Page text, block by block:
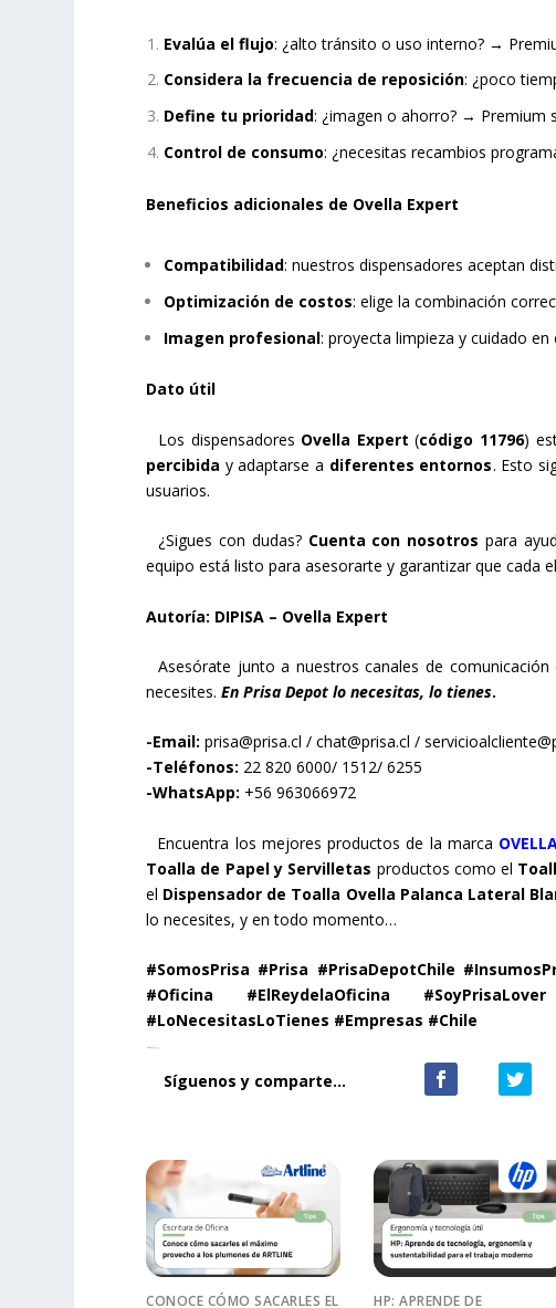
Evalúa el flujo: ¿alto tránsito o uso interno? →
Considera la frecuencia de reposición: ¿poco
Define tu prioridad: ¿imagen o ahorro? → Premium
Control de consumo: ¿necesitas recambios
Beneficios adicionales de Ovella Expert
Compatibilidad: nuestros dispensadores aceptan
Optimización de costos: elige la combinación
Imagen profesional: proyecta limpieza y cuidado en
Dato útil
Los dispensadores Ovella Expert (código 11796)
percibida y adaptarse a diferentes entornos. Esto
usuarios.
¿Sigues con dudas? Cuenta con nosotros para
equipo está listo para asesorarte y garantizar que cada
Autoría: DIPISA – Ovella Expert
Asesórate junto a nuestros canales de
necesites. En Prisa Depot lo necesitas, lo tienes.
-Email: prisa@prisa.cl / chat@prisa.cl /
-Teléfonos: 22 820 6000/ 1512/ 6255
-WhatsApp: +56 963066972
Encuentra los mejores productos de la marca
Toalla de Papel y Servilletas productos como el
el Dispensador de Toalla Ovella Palanca Lateral
lo necesites, y en todo momento…
#SomosPrisa #Prisa #PrisaDepotChile
#Oficina #ElReydelaOficina
#LoNecesitasLoTienes #Empresas #Chile
Síguenos y comparte...
CONOCE CÓMO SACARLES EL HP: APRENDE DE